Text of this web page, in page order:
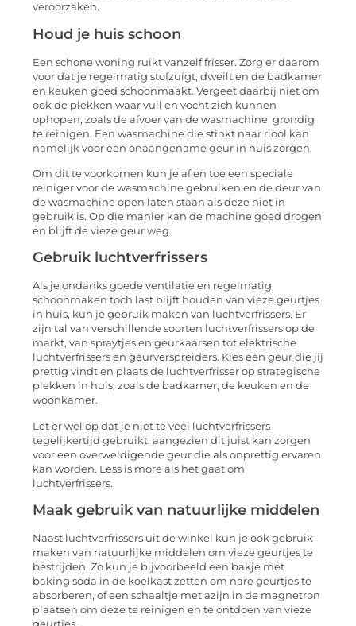
veroorzaken.
Houd je huis schoon
Een schone woning ruikt vanzelf frisser. Zorg er daarom
voor dat je regelmatig stofzuigt, dweilt en de badkamer
en keuken goed schoonmaakt. Vergeet daarbij niet om
ook de plekken waar vuil en vocht zich kunnen
ophopen, zoals de afvoer van de wasmachine, grondig
te reinigen. Een wasmachine die stinkt naar riool kan
namelijk voor een onaangename geur in huis zorgen.
Om dit te voorkomen kun je af en toe een speciale
reiniger voor de wasmachine gebruiken en de deur van
de wasmachine open laten staan als deze niet in
gebruik is. Op die manier kan de machine goed drogen
en blijft de vieze geur weg.
Gebruik luchtverfrissers
Als je ondanks goede ventilatie en regelmatig
schoonmaken toch last blijft houden van vieze geurtjes
in huis, kun je gebruik maken van luchtverfrissers. Er
zijn tal van verschillende soorten luchtverfrissers op de
markt, van spraytjes en geurkaarsen tot elektrische
luchtverfrissers en geurverspreiders. Kies een geur die jij
prettig vindt en plaats de luchtverfrisser op strategische
plekken in huis, zoals de badkamer, de keuken en de
woonkamer.
Let er wel op dat je niet te veel luchtverfrissers
tegelijkertijd gebruikt, aangezien dit juist kan zorgen
voor een overweldigende geur die als onprettig ervaren
kan worden. Less is more als het gaat om
luchtverfrissers.
Maak gebruik van natuurlijke middelen
Naast luchtverfrissers uit de winkel kun je ook gebruik
maken van natuurlijke middelen om vieze geurtjes te
bestrijden. Zo kun je bijvoorbeeld een bakje met
baking soda in de koelkast zetten om nare geurtjes te
absorberen, of een schaaltje met azijn in de magnetron
plaatsen om deze te reinigen en te ontdoen van vieze